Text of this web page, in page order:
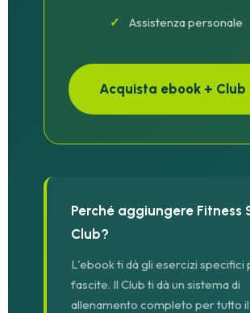
Assistenza personale
Acquista ebook +
Perché aggiungere Fitness
Club?
L'ebook ti dà gli esercizi specifici
fascite. Il Club ti dà un sistema di
allenamento completo per tutto